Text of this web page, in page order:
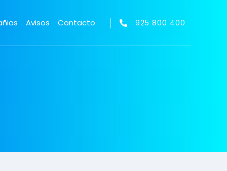
Avisos Contacto 925 800 400